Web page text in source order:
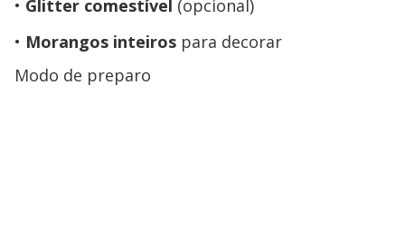
Glitter comestível (opcional)
Morangos inteiros para decorar
​Modo de preparo